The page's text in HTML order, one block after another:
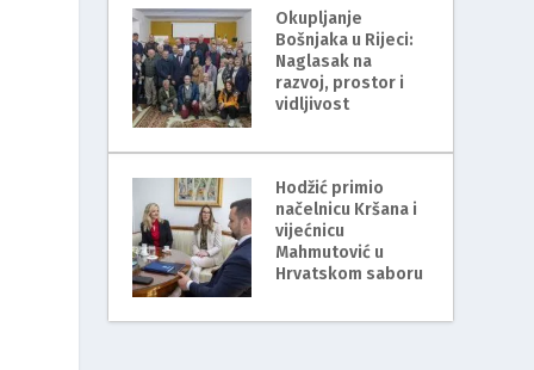
Okupljanje
Bošnjaka u Rijeci:
Naglasak na
razvoj, prostor i
vidljivost
Hodžić primio
načelnicu Kršana i
vijećnicu
Mahmutović u
Hrvatskom saboru